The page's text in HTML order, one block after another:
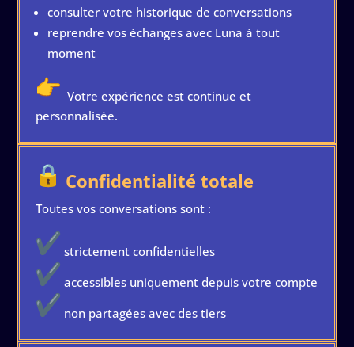
consulter votre historique de conversations
reprendre vos échanges avec Luna à tout
moment
Votre expérience est continue et
personnalisée.
Confidentialité totale
Toutes vos conversations sont :
strictement confidentielles
accessibles uniquement depuis votre compte
non partagées avec des tiers